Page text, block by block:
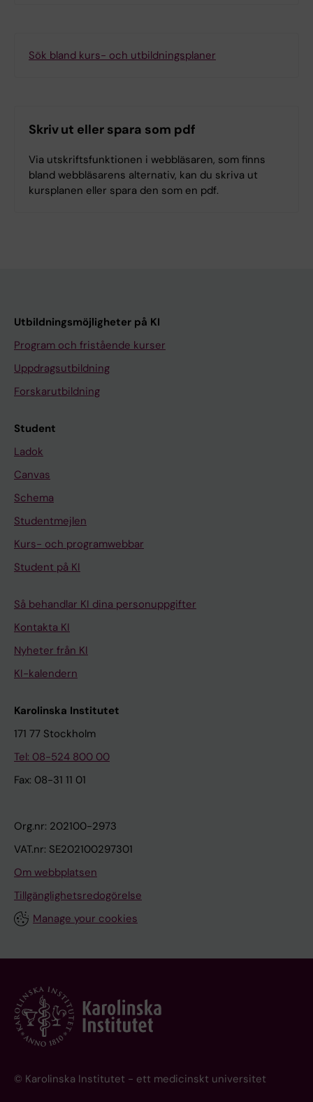
Sök bland kurs- och utbildningsplaner
Skriv ut eller spara som pdf
Via utskriftsfunktionen i webbläsaren, som finns
bland webbläsarens alternativ, kan du skriva ut
kursplanen eller spara den som en pdf.
Utbildningsmöjligheter på KI
Program och fristående kurser
Uppdragsutbildning
Forskarutbildning
Student
Ladok
Canvas
Schema
Studentmejlen
Kurs- och programwebbar
Student på KI
Så behandlar KI dina personuppgifter
Kontakta KI
Nyheter från KI
KI-kalendern
Karolinska Institutet
171 77 Stockholm
Tel: 08-524 800 00
Fax: 08-31 11 01
Org.nr: 202100-2973
VAT.nr: SE202100297301
Om webbplatsen
Tillgänglighetsredogörelse
Manage your cookies
© Karolinska Institutet - ett medicinskt universitet